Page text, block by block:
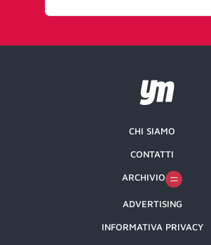
CHI SIAMO
CONTATTI
ARCHIVIO
ADVERTISING
INFORMATIVA PRIVACY